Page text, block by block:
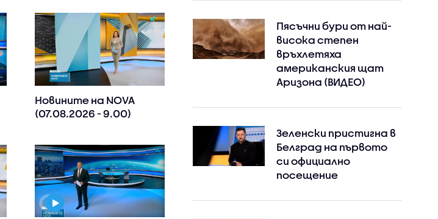
Новините на NOVA
(07.08.2026 - 9.00)
Пясъчни бури от най-
висока степен
връхлетяха
американския щат
Аризона (ВИДЕО)
Зеленски пристигна в
Белград на първото
си официално
посещение